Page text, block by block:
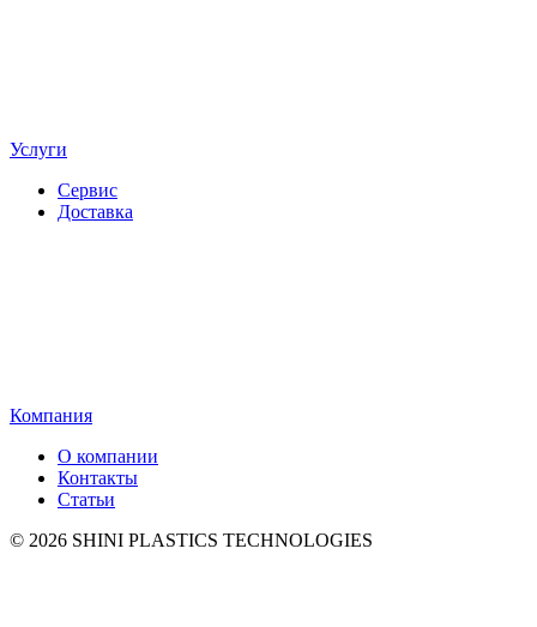
Услуги
Сервис
Доставка
Компания
О компании
Контакты
Статьи
© 2026 SHINI PLASTICS TECHNOLOGIES